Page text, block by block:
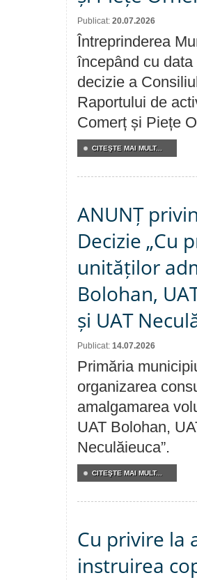
Publicat: 20.07.2026
Întreprinderea
începând cu
decizie a
Raportului de
Comerț și Piețe
CITEŞTE MAI MULT...
ANUNȚ
Decizie „Cu
unităților
Bolohan,
și UAT
Publicat: 14.07.2026
Primăria
organizarea
amalgamarea
UAT Bolohan,
Neculăieuca”.
CITEŞTE MAI MULT...
Cu privire la
instruirea